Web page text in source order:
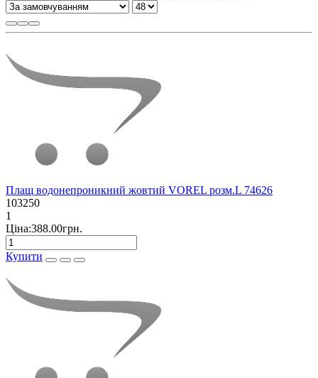
Плащ водонепроникний жовтий VOREL розм.L 74626
103250
1
Ціна:388.00грн.
Купити